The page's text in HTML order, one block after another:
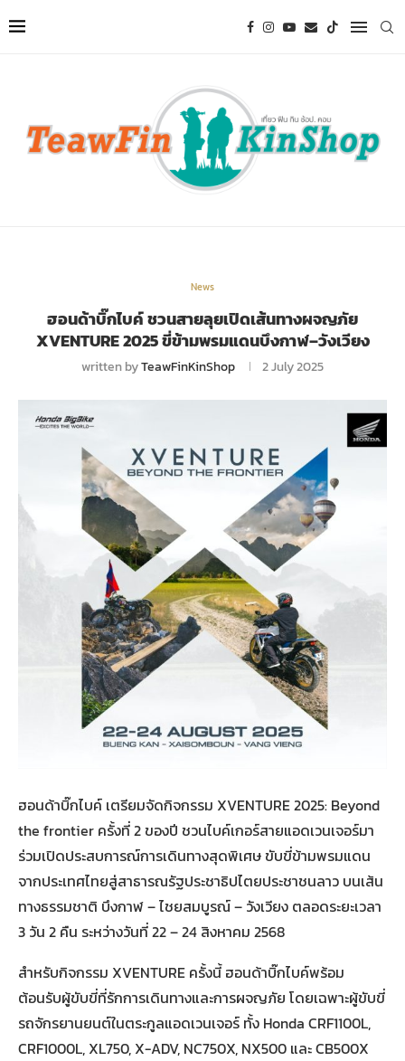
News
ฮอนด้าบิ๊กไบค์ ชวนสายลุยเปิดเส้นทางผจญภัย
XVENTURE 2025 ขี่ข้ามพรมแดนบึงกาฬ–วังเวียง
written byTeawFinKinShop 2 July 2025
ฮอนด้าบิ๊กไบค์ เตรียมจัดกิจกรรม XVENTURE 2025: Beyond
the frontier ครั้งที่ 2 ของปี ชวนไบค์เกอร์สายแอดเวนเจอร์มา
ร่วมเปิดประสบการณ์การเดินทางสุดพิเศษ ขับขี่ข้ามพรมแดน
จากประเทศไทยสู่สาธารณรัฐประชาธิปไตยประชาชนลาว บนเส้น
ทางธรรมชาติ บึงกาฬ – ไชยสมบูรณ์ – วังเวียง ตลอดระยะเวลา
3 วัน 2 คืน ระหว่างวันที่ 22 – 24 สิงหาคม 2568
สำหรับกิจกรรม XVENTURE ครั้งนี้ ฮอนด้าบิ๊กไบค์พร้อม
ต้อนรับผู้ขับขี่ที่รักการเดินทางและการผจญภัย โดยเฉพาะผู้ขับขี่
รถจักรยานยนต์ในตระกูลแอดเวนเจอร์ ทั้ง Honda CRF1100L,
CRF1000L, XL750, X-ADV, NC750X, NX500 และ CB500X